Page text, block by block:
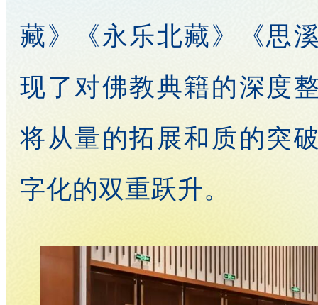
藏》《永乐北藏》《思
现了对佛教典籍的深度
将从量的拓展和质的突
字化的双重跃升。